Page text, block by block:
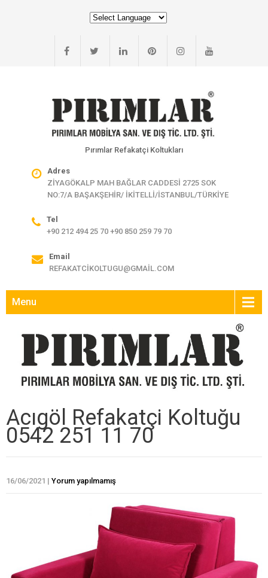
Pırımlar Refakatçi Koltukları
Adres
ZİYAGÖKALP MAH BAĞLAR CADDESİ 2725 SOK
NO:7/A BAŞAKŞEHİR/ İKİTELLİ/İSTANBUL/TÜRKİYE
Tel
+90 212 494 25 70 +90 850 259 79 70
Email
REFAKATCIKOLTUGU@GMAIL.COM
Menu
Acıgöl Refakatçi Koltuğu
0542 251 11 70
16/06/2021 | Yorum yapılmamış